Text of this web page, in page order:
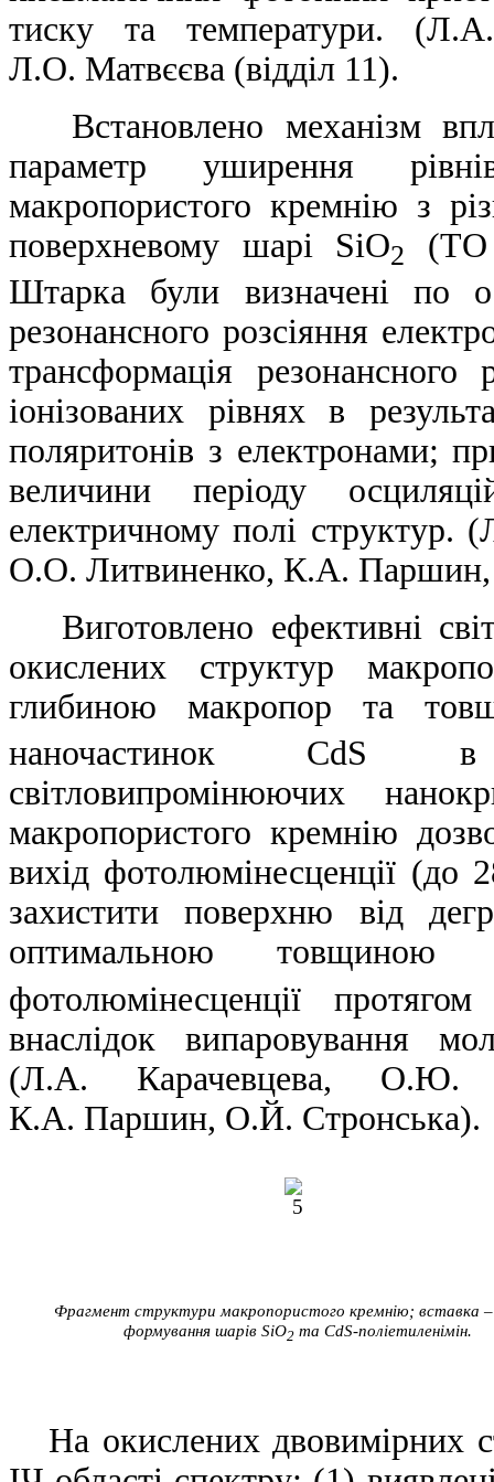
тиску та температури.
Л.О. Матвєєва (відділ 11).
Встановлено механізм
параметр уширення
макропористого кремнію з
поверхневому шарі SiO2
(ТО
Штарка були визначені по
резонансного розсіяння
трансформація
іонізованих рівнях в
поляритонів з електронами;
величини періоду
електричному полі
О.О. Литвиненко, К.А.
Виготовлено ефективні
окислених структур
глибиною макропор та
наночастинок CdS в
світловипромінюючих
макропористого кремнію
вихід фотолюмінесценції (до
захистити поверхню від
оптимальною
фотолюмінесценції
внаслідок випаровування
(Л.А. Карачевцева, О.Ю.
К.А. Паршин, О.Й. Стронська).
Фрагмент структури макропористого кремнію; вставка
формування шарів SiO2та CdS-поліетиленімін.
На окислених двовимірних